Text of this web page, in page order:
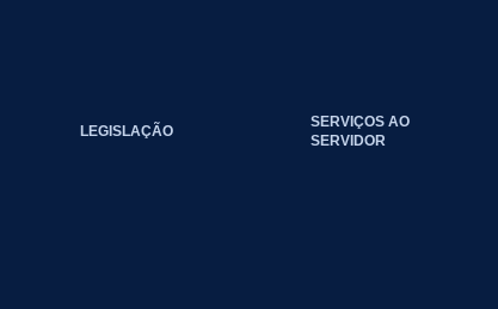
LEGISLAÇÃO
SERVIÇOS AO
SERVIDOR